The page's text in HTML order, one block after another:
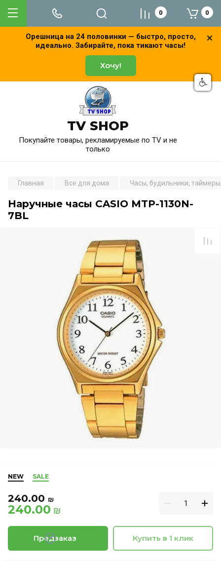
Орешница на 24 половинки — быстро, просто,
идеально. Забирайте, пока тикают часы!
Хочу!
TV SHOP
Покупайте товары, рекламируемые по TV и не
только
0 0
Главная Все для дома Часы, будильники,
Наручные часы CASIO MTP-1130N-
7BL
NEW SALE
240.00 ₪
240.00 ₪
Предзаказ Купить в 1 клик